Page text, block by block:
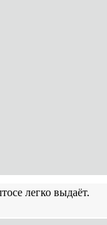
легко выдаёт.